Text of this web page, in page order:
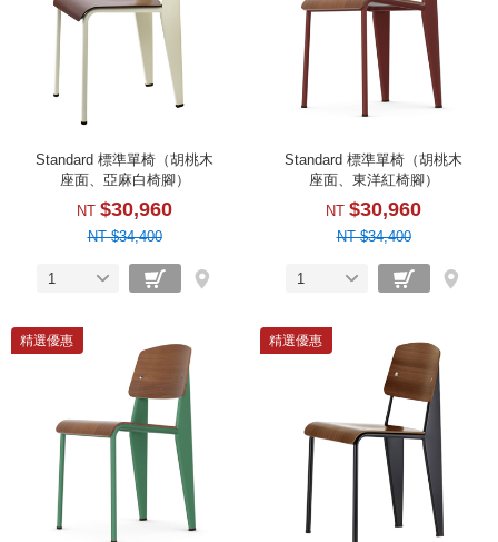
Standard 標準單椅（胡桃木
座面、亞麻白椅腳）
NT $30,960
NT $34,400
1
Standard 標準單椅（胡桃木
座面、東洋紅椅腳）
NT $30,960
NT $34,400
1
精選優惠 精選優惠